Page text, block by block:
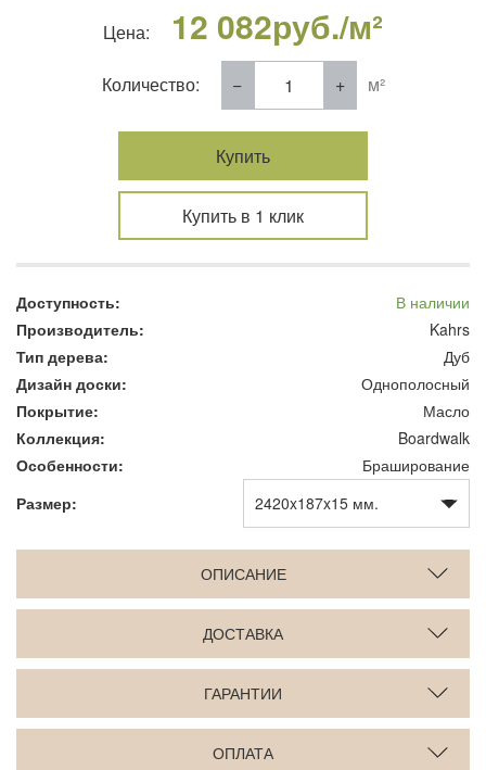
Цена: 12 082руб./м²
Количество: м²
Купить
Купить в 1 клик
Доступность:
В наличии
Производитель:
Kahrs
Тип дерева:
Дуб
Дизайн доски:
Однополосный
Покрытие:
Масло
Коллекция:
Boardwalk
Особенности:
Браширование
Размер:
ОПИСАНИЕ
ДОСТАВКА
ГАРАНТИИ
ОПЛАТА